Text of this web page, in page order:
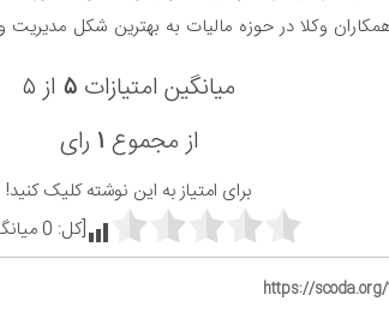
وکلا در حوزه مالیات به بهترین شکل
میانگین امتیازات ۵ از ۵
از مجموع ۱ رای
برای امتیاز به این نوشته کلیک کنید!
[کل: 0
https://